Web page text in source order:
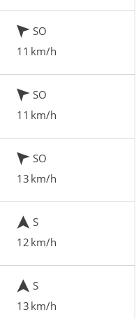
SO
11 km/h
SO
11 km/h
SO
13 km/h
S
12 km/h
S
13 km/h